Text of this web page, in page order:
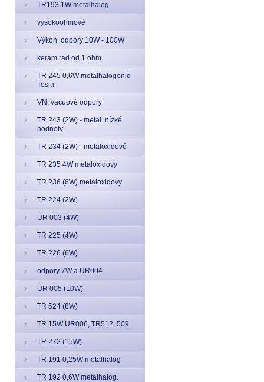
TR193 1W metalhalog
vysokoohmové
Výkon. odpory 10W - 100W
keram rad od 1 ohm
TR 245 0,6W metalhalogenid -
Tesla
VN. vacuové odpory
TR 243 (2W) - metal. nízké
hodnoty
TR 234 (2W) - metaloxidové
TR 235 4W metaloxidový
TR 236 (6W) metaloxidový
TR 224 (2W)
UR 003 (4W)
TR 225 (4W)
TR 226 (6W)
odpory 7W a UR004
UR 005 (10W)
TR 524 (8W)
TR 15W UR006, TR512, 509
TR 272 (15W)
TR 191 0,25W metalhalog
TR 192 0,6W metalhalog.